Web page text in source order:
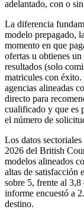
adelantado, con o
La diferencia
modelo prepagado,
momento en que
ofertas u obtienes
resultados (solo
matricules con
agencias alineadas
directo para
cualificado y que es
el número de
Los datos
2026 del British
modelos alineados
altas de satisfacción
sobre 5, frente al 3,8
informe encuestó a
destino.